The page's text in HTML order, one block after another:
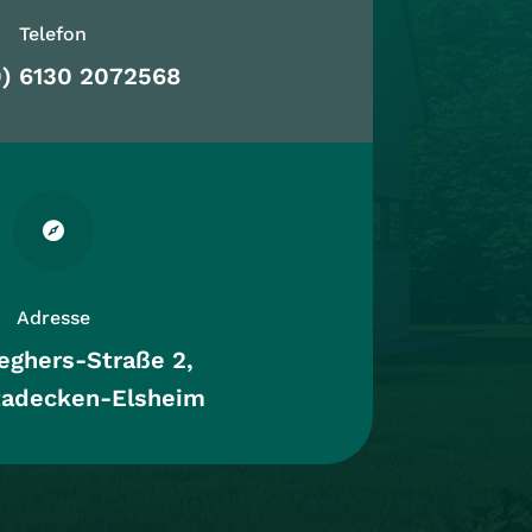
Telefon
6130 2072568

Adresse
Straße 2,
Elsheim